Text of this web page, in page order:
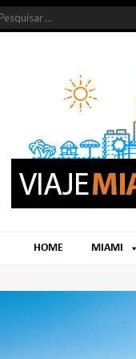
HOME MIAMI